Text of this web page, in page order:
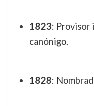
1823: Provisor
canónigo.
1828: